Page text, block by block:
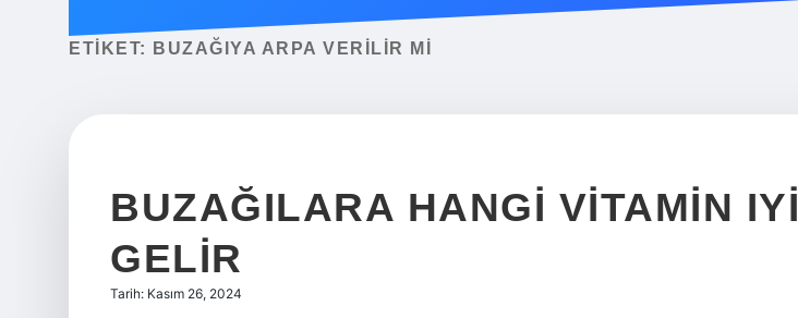
ETIKET: BUZAĞIYA ARPA VERILIR MI
BUZAĞILARA HANGI VITAMIN IYI
GELIR
Tarih: Kasım 26, 2024